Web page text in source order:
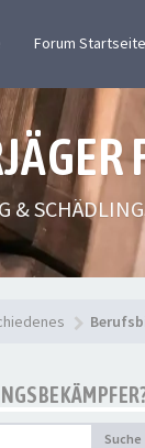
Forum Startseite
&
Suche